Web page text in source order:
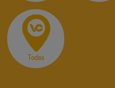
Todas